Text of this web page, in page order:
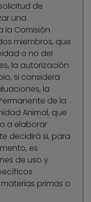
de
una
la Comisión
miembros, que
o no del
la autorización
si considera
la
de la
Animal, que
a elaborar
decidirá si, para
es
de uso y
primas o